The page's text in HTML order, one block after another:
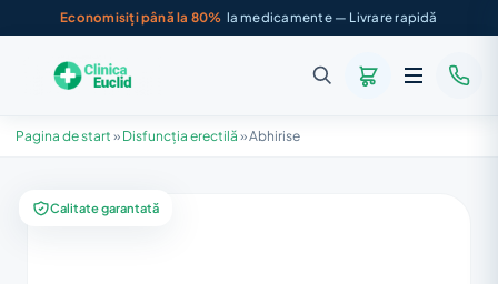
Economisiți până la 80% la medicamente — Livrare rapidă
Pagina de start » Disfuncția erectilă »Abhirise
Calitate garantată